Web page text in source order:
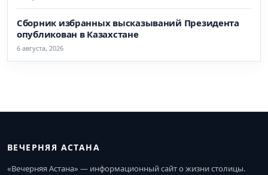
Сборник избранных высказываний Президента
опубликован в Казахстане
6 августа, 2026
ВЕЧЕРНЯЯ АСТАНА
«Вечерняя Астана» — информационный сайт о жизни столицы.